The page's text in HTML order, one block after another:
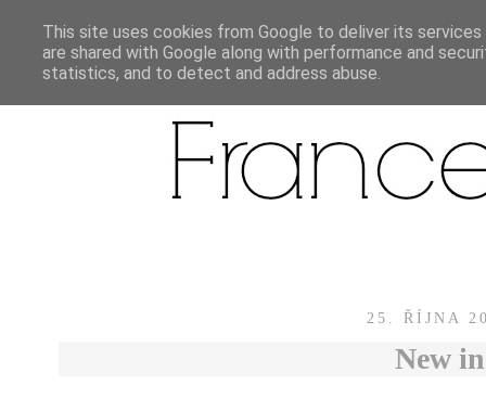
25. ŘÍJNA
New in
This site uses cookies from Google to deliver its
are shared with Google along with performance and
statistics, and to detect and address abuse.